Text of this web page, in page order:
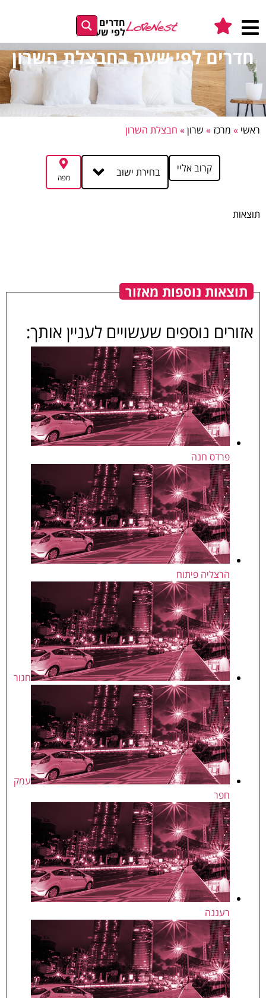
חדרים
לפי שעה
חדרים לפי שעה בחבצלת השרון
ראשי » מרכז » שרון » חבצלת השרון
קרוב אליי בחירת ישוב מפה
תוצאות
תוצאות נוספות מאזור
אזורים נוספים שעשויים לעניין אותך:
פרדס חנה
הרצליה פיתוח
חגור
עמק
חפר
רעננה